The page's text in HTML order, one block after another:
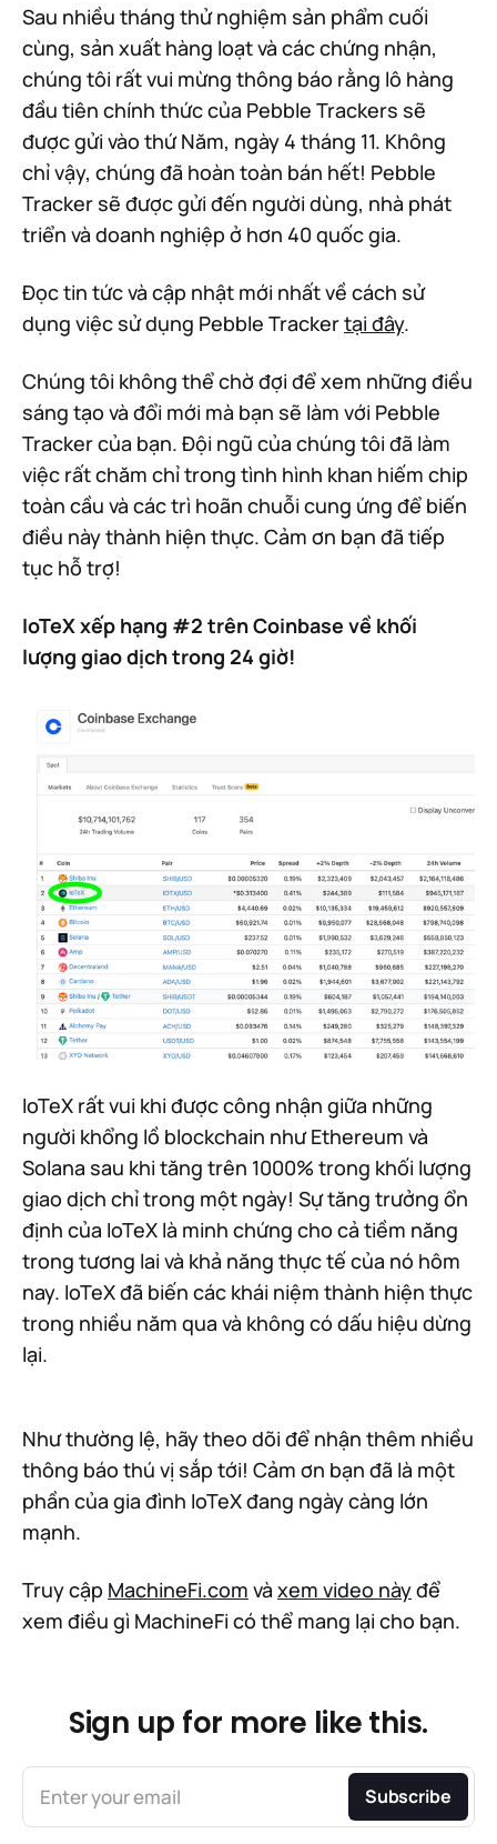
Sau nhiều tháng thử nghiệm sản phẩm cuối
cùng, sản xuất hàng loạt và các chứng nhận,
chúng tôi rất vui mừng thông báo rằng lô hàng
đầu tiên chính thức của Pebble Trackers sẽ
được gửi vào thứ Năm, ngày 4 tháng 11. Không
chỉ vậy, chúng đã hoàn toàn bán hết! Pebble
Tracker sẽ được gửi đến người dùng, nhà phát
triển và doanh nghiệp ở hơn 40 quốc gia.
Đọc tin tức và cập nhật mới nhất về cách sử
dụng việc sử dụng Pebble Trackertại đây.
Chúng tôi không thể chờ đợi để xem những điều
sáng tạo và đổi mới mà bạn sẽ làm với Pebble
Tracker của bạn. Đội ngũ của chúng tôi đã làm
việc rất chăm chỉ trong tình hình khan hiếm chip
toàn cầu và các trì hoãn chuỗi cung ứng để biến
điều này thành hiện thực. Cảm ơn bạn đã tiếp
tục hỗ trợ!
IoTeX xếp hạng #2 trên Coinbase về khối
lượng giao dịch trong 24 giờ!
IoTeX rất vui khi được công nhận giữa những
người khổng lồ blockchain như Ethereum và
Solana sau khi tăng trên 1000% trong khối lượng
giao dịch chỉ trong một ngày! Sự tăng trưởng ổn
định của IoTeX là minh chứng cho cả tiềm năng
trong tương lai và khả năng thực tế của nó hôm
nay. IoTeX đã biến các khái niệm thành hiện thực
trong nhiều năm qua và không có dấu hiệu dừng
lại.
Như thường lệ, hãy theo dõi để nhận thêm nhiều
thông báo thú vị sắp tới! Cảm ơn bạn đã là một
phần của gia đình IoTeX đang ngày càng lớn
mạnh.
Truy cập MachineFi.com và xem video nàyđể
xem điều gì MachineFi có thể mang lại cho bạn.
Sign up for more like this.
Enter your email Subscribe